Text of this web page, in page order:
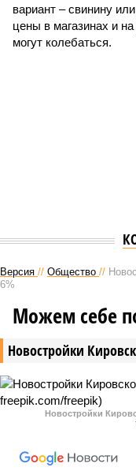
вариант – свинину
цены в магазинах и
могут колебаться.
Версия // Общество //
6%
Новостройки
Можем себе
Новостройки